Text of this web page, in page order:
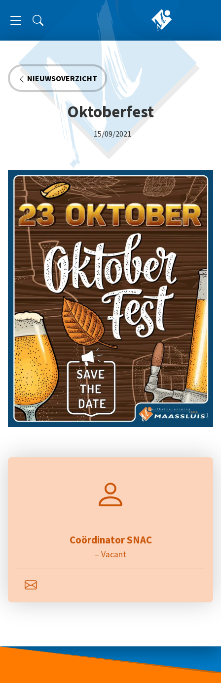
NIEUWSOVERZICHT
Oktoberfest
15/09/2021
Coördinator SNAC
– Vacant